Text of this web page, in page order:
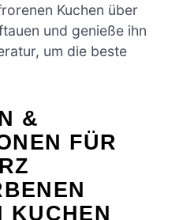
Kuchen über
und genieße ihn
um die beste
&
FÜR
KUCHEN